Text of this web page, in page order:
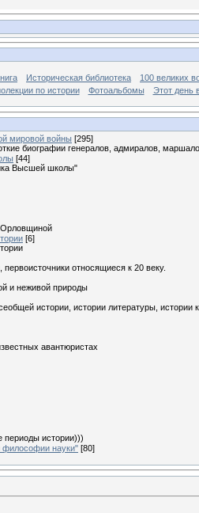
Историческая библиотека
100 великих
по истории
Фотоальбомы Этот день
мировой войны [295]
биографии генералов, адмиралов,
[44]
Высшей школы"
Орловщиной
[6]
относящиеся к 20 веку.
и неживой природы
истории, истории литературы, истории
авантюристах
периоды истории)))
философии науки" [80]